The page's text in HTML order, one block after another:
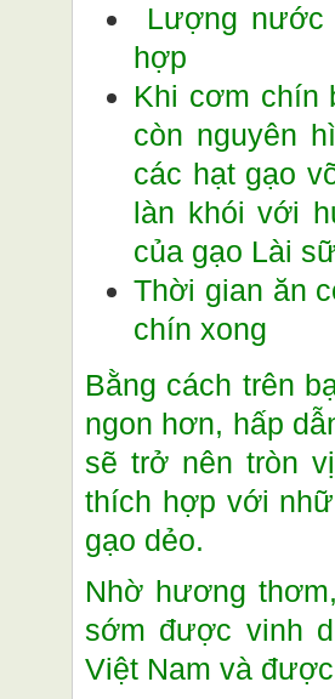
Lượng nước
hợp
Khi cơm chín
còn nguyên
các hạt gạo
làn khói với
của gạo Lài
Thời gian ăn
chín xong
Bằng cách trên
ngon hơn, hấp
sẽ trở nên tròn
thích hợp với
gạo dẻo.
Nhờ hương
sớm được vinh
Việt Nam và